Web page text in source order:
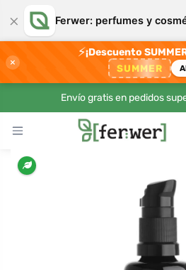
× Ferwer: perfumes y
×
⚡¡Descuento
SUMMER
Envío gratis en pedidos